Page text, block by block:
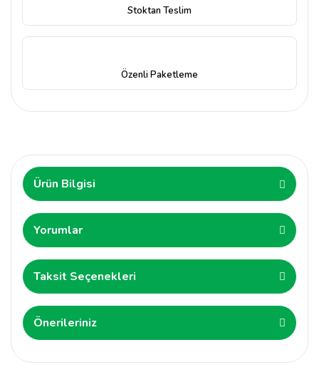
Stoktan Teslim
Özenli Paketleme
Ürün Bilgisi
Yorumlar
Taksit Seçenekleri
Önerileriniz